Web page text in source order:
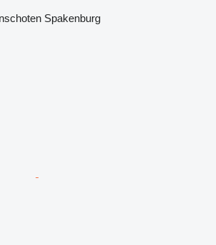
Spakenburg